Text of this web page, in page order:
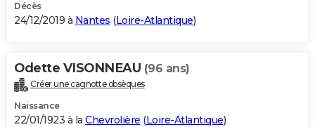
Décès
24/12/2019 à Nantes (Loire-Atlantique)
Odette VISONNEAU (96 ans)
Créer une cagnotte obsèques
Naissance
22/01/1923 à la Chevrolière (Loire-Atlantique)